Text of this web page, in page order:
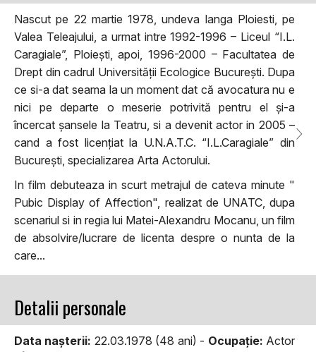
Nascut pe 22 martie 1978, undeva langa Ploiesti, pe
Valea Teleajului, a urmat intre 1992-1996 – Liceul “I.L.
Caragiale”, Ploiești, apoi, 1996-2000 – Facultatea de
Drept din cadrul Universității Ecologice București. Dupa
ce si-a dat seama la un moment dat că avocatura nu e
nici pe departe o meserie potrivită pentru el și-a
încercat șansele la Teatru, si a devenit actor in 2005 –
cand a fost licențiat la U.N.A.T.C. “I.L.Caragiale” din
București, specializarea Arta Actorului.
In film debuteaza in scurt metrajul de cateva minute "
Pubic Display of Affection", realizat de UNATC, dupa
scenariul si in regia lui Matei-Alexandru Mocanu, un film
de absolvire/lucrare de licenta despre o nunta de la
care...
Detalii personale
Data naşterii: 22.03.1978 (48 ani) - Ocupaţie: Actor